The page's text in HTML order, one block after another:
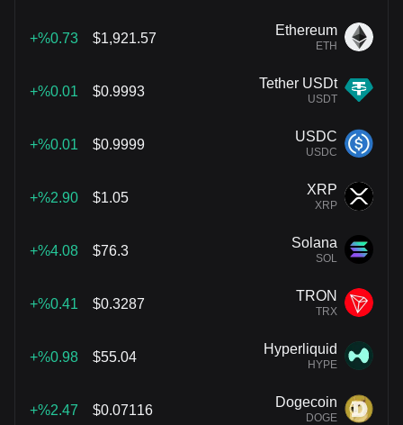
Ethereum
ETH
$1,921.57
%0.73+
Tether USDt
USDT
$0.9993
%0.01+
USDC
USDC
$0.9999
%0.01+
XRP
XRP
$1.05
%2.90+
Solana
SOL
$76.3
%4.08+
TRON
TRX
$0.3287
%0.41+
Hyperliquid
HYPE
$55.04
%0.98+
Dogecoin
DOGE
$0.07116
%2.47+